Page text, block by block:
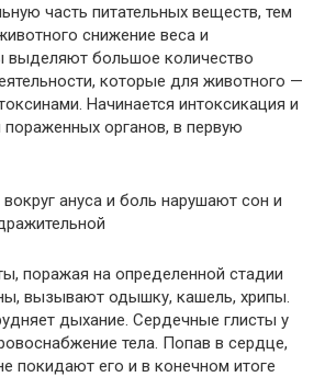
часть питательных веществ, тем
снижение веса и
выделяют большое количество
которые для животного —
Начинается интоксикация и
пораженных органов, в первую
поражая на определенной стадии
вызывают одышку, кашель, хрипы.
дыхание. Сердечные глисты у
тела. Попав в сердце,
покидают его и в конечном итоге